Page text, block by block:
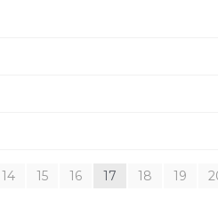
14 15 16 17 18 19